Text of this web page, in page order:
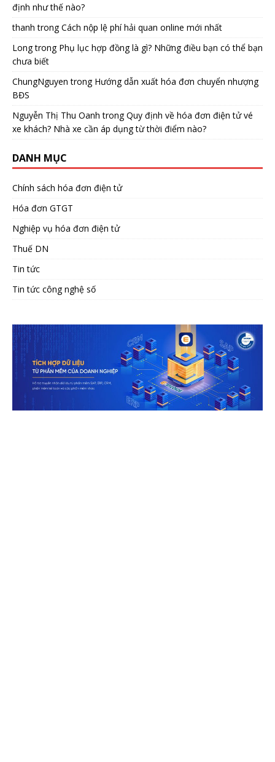
định như thế nào?
thanh trongCách nộp lệ phí hải quan online mới nhất
Longtrong Phụ lục hợp đồng là gì? Những điều bạn có thể bạn
chưa biết
ChungNguyen trong Hướng dẫn xuất hóa đơn chuyển nhượng
BĐS
Nguyễn Thị Thu Oanh trongQuy định về hóa đơn điện tử vé
xe khách? Nhà xe cần áp dụng từ thời điểm nào?
DANH MỤC
Chính sách hóa đơn điện tử
Hóa đơn GTGT
Nghiệp vụ hóa đơn điện tử
Thuế DN
Tin tức
Tin tức công nghệ số